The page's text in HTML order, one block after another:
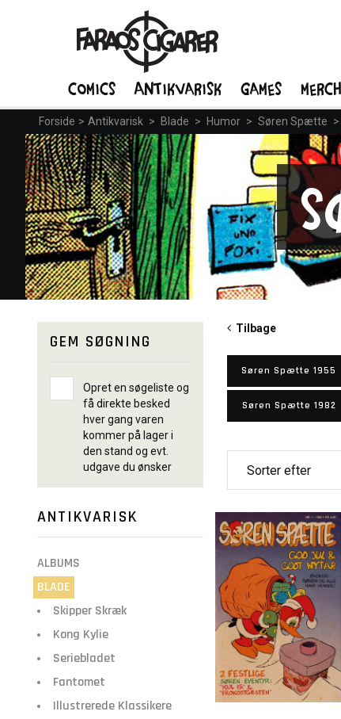
Forside > Antikvarisk > Blade > Humor > Søren Spætte >
GEM SØGNING
Opret en søgeliste og
få direkte besked
hver gang varen
kommer på lager i
den stand og evt.
udgave du ønsker
ANTIKVARISK
ALBUMS
BLADE
Skipper Skræk
Kong Kylie
Seriebladet
Fantomet
Illustrerede Klassikere
Tilbage
Søren Spætte 1955
Søren Spætte 1982
Comics Antikvarisk Games